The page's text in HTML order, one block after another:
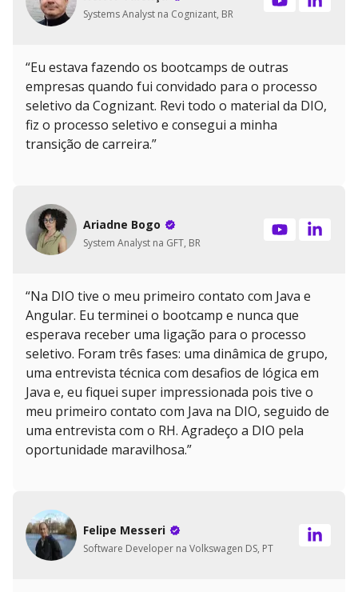
Systems Analyst na Cognizant, BR
“Eu estava fazendo os bootcamps de outras
empresas quando fui convidado para o processo
seletivo da Cognizant. Revi todo o material da DIO,
fiz o processo seletivo e consegui a minha
transição de carreira.”
Ariadne Bogo
System Analyst na GFT, BR
“Na DIO tive o meu primeiro contato com Java e
Angular. Eu terminei o bootcamp e nunca que
esperava receber uma ligação para o processo
seletivo. Foram três fases: uma dinâmica de grupo,
uma entrevista técnica com desafios de lógica em
Java e, eu fiquei super impressionada pois tive o
meu primeiro contato com Java na DIO, seguido de
uma entrevista com o RH. Agradeço a DIO pela
oportunidade maravilhosa.”
Felipe Messeri
Software Developer na Volkswagen DS, PT